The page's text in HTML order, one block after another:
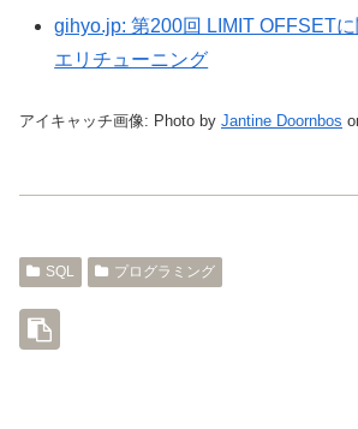
gihyo.jp: 第200回 LIMIT OFFSET
エリチューニング
アイキャッチ画像: Photo by Jantine Doornbos
SQL プログラミング